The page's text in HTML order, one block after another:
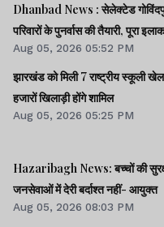
Dhanbad News : सेलेक्टेड
परिवारों के पुनर्वास की तैयारी, पूरा
Aug 05, 2026 05:52 PM
झारखंड को मिली 7 राष्ट्रीय स्कूली
हजारों खिलाड़ी होंगे शामिल
Aug 05, 2026 05:25 PM
Hazaribagh News: बच्चों की
जनसेवाओं में देरी बर्दाश्त नहीं- आयुक्त
Aug 05, 2026 08:03 PM